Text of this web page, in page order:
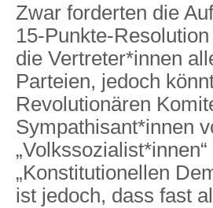
Zwar forderten die
15-Punkte-
die Vertreter*innen
Parteien, jedoch
Revolutionären
Sympathisant*innen
„Konstitutionellen
ist jedoch, dass fast